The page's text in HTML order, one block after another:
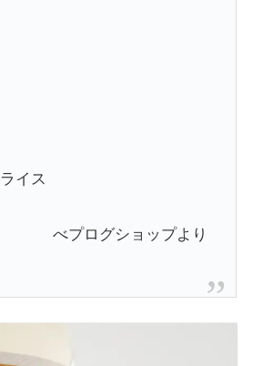
イス
べプログショップより